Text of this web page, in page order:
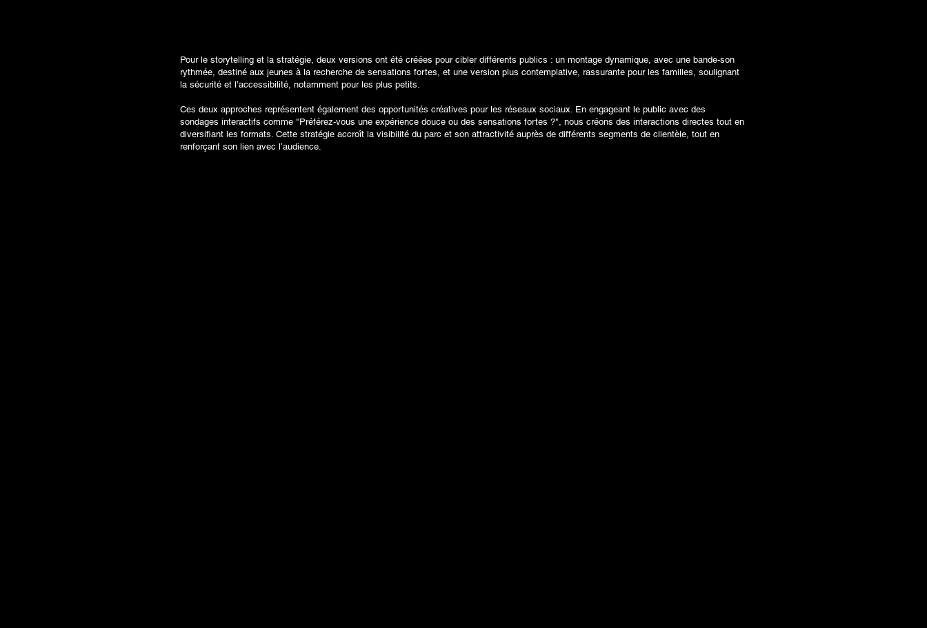
Pour le storytelling et la stratégie, deux versions ont été créées pour cibler différents publics : un montage dynamique, avec une bande-son
rythmée, destiné aux jeunes à la recherche de sensations fortes, et une version plus contemplative, rassurante pour les familles, soulignant
la sécurité et l’accessibilité, notamment pour les plus petits.
Ces deux approches représentent également des opportunités créatives pour les réseaux sociaux. En engageant le public avec des
sondages interactifs comme "Préférez-vous une expérience douce ou des sensations fortes ?", nous créons des interactions directes tout en
diversifiant les formats. Cette stratégie accroît la visibilité du parc et son attractivité auprès de différents segments de clientèle, tout en
renforçant son lien avec l’audience.